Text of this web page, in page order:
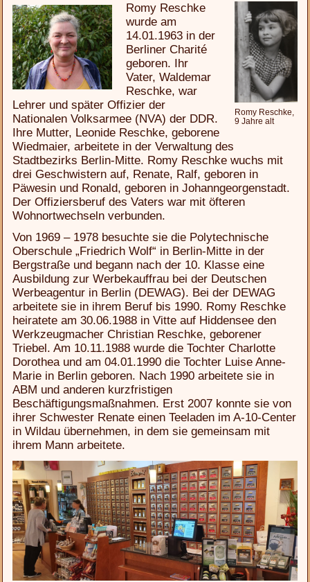
Romy Reschke,
9 Jahre alt
Romy Reschke
wurde am
14.01.1963 in der
Berliner Charité
geboren. Ihr
Vater, Waldemar
Reschke, war
Lehrer und später Offizier der
Nationalen Volksarmee (NVA) der DDR.
Ihre Mutter, Leonide Reschke, geborene
Wiedmaier, arbeitete in der Verwaltung des
Stadtbezirks Berlin-Mitte. Romy Reschke wuchs mit
drei Geschwistern auf, Renate, Ralf, geboren in
Päwesin und Ronald, geboren in Johanngeorgenstadt.
Der Offiziersberuf des Vaters war mit öfteren
Wohnortwechseln verbunden.
Von 1969 – 1978 besuchte sie die Polytechnische
Oberschule „Friedrich Wolf“ in Berlin-Mitte in der
Bergstraße und begann nach der 10. Klasse eine
Ausbildung zur Werbekauffrau bei der Deutschen
Werbeagentur in Berlin (DEWAG). Bei der DEWAG
arbeitete sie in ihrem Beruf bis 1990. Romy Reschke
heiratete am 30.06.1988 in Vitte auf Hiddensee den
Werkzeugmacher Christian Reschke, geborener
Triebel. Am 10.11.1988 wurde die Tochter Charlotte
Dorothea und am 04.01.1990 die Tochter Luise Anne-
Marie in Berlin geboren. Nach 1990 arbeitete sie in
ABM und anderen kurzfristigen
Beschäftigungsmaßnahmen. Erst 2007 konnte sie von
ihrer Schwester Renate einen Teeladen im A-10-Center
in Wildau übernehmen, in dem sie gemeinsam mit
ihrem Mann arbeitete.